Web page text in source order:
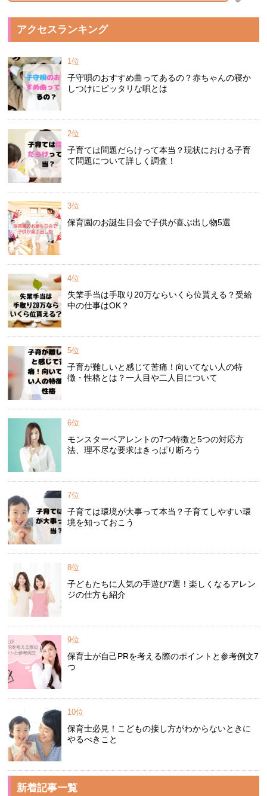
アクセスランキング
1位
子守唄のおすすめ曲ってあるの？赤ちゃんの寝か
しつけにピッタリな唄とは
2位
子育ては問題だらけって本当？現状における子育
て問題について詳しく調査！
3位
保育園のお誕生日会で子供が喜ぶ出し物5選
4位
失業手当は手取り20万ならいくら位貰える？受給
中の仕事はOK？
5位
子育が難しいと感じて苦痛！向いてない人の特
徴・性格とは？一人目や二人目について
6位
モンスターペアレントの7つ特徴と5つの対応方
法、理不尽な要求はきっぱり断ろう
7位
子育ては環境が大事って本当？子育てしやすい環
境を知っておこう
8位
子どもたちに人気の手遊び7選！楽しくなるアレン
ジの仕方も紹介
9位
保育士が自己PRを考える際のポイントと参考例文7
つ
10位
保育士必見！こどもの接し方がわからないときに
やるべきこと
新着記事一覧